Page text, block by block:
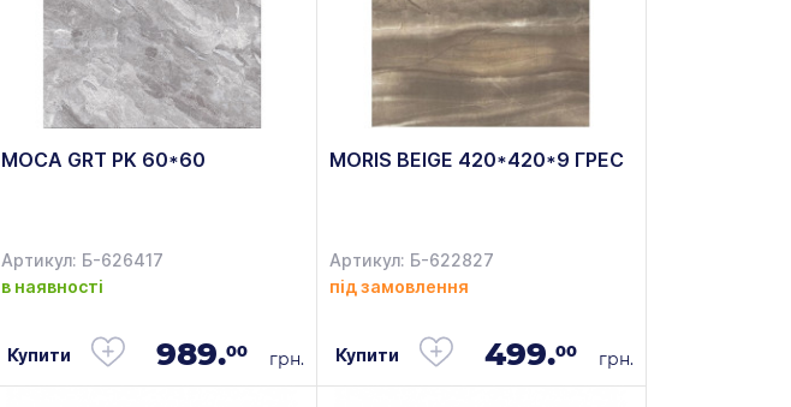
MOCA GRT PK 60*60
Артикул: Б-626417
в наявності
Купити 989.00 грн.
MORIS BEIGE 420*420*9 ГРЕС
Артикул: Б-622827
під замовлення
Купити 499.00 грн.